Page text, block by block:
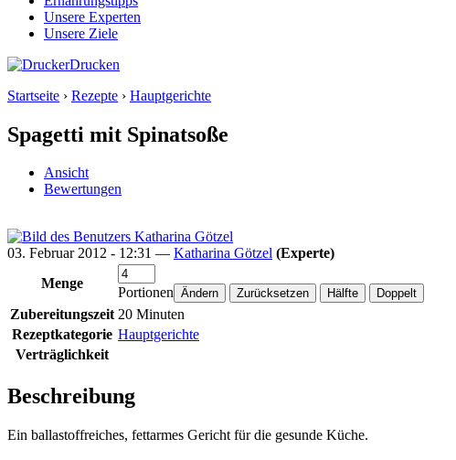
Unsere Experten
Unsere Ziele
Drucken
Startseite › Rezepte › Hauptgerichte
Spagetti mit Spinatsoße
Ansicht
Bewertungen
03. Februar 2012 - 12:31 — Katharina Götzel (Experte)
Menge
Portionen
Zubereitungszeit 20 Minuten
Rezeptkategorie Hauptgerichte
Verträglichkeit
Beschreibung
Ein ballastoffreiches, fettarmes Gericht für die gesunde Küche.